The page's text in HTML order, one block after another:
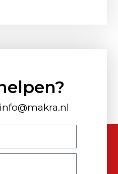
info@makra.nl